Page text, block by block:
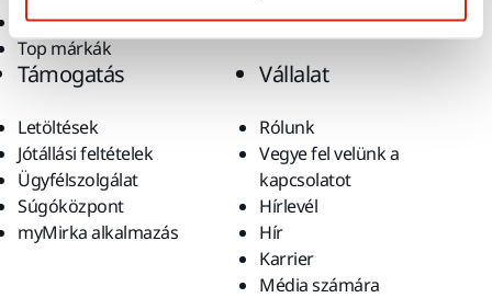
Szuperkoptató anyagok
Top márkák
Támogatás
Letöltések
Jótállási feltételek
Ügyfélszolgálat
Súgóközpont
myMirka alkalmazás
Vállalat
Rólunk
Vegye fel velünk a
kapcsolatot
Hírlevél
Hír
Karrier
Média számára